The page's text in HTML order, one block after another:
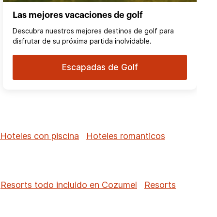
Las mejores vacaciones de golf
Descubra nuestros mejores destinos de golf para
disfrutar de su próxima partida inolvidable.
Escapadas de Golf
Hoteles con piscina Hoteles romanticos
Resorts todo incluido en Cozumel Resorts